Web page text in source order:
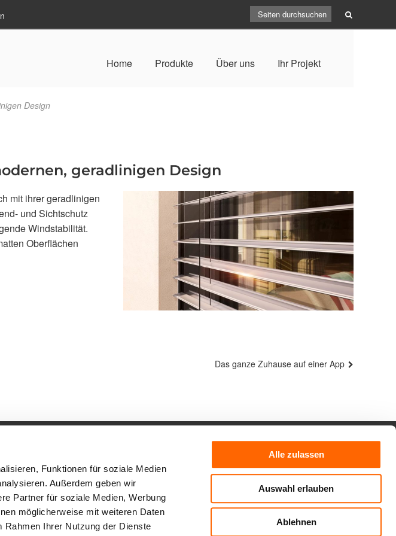
Funktionen für soziale Medien
Außerdem geben wir
Partner für soziale Medien, Werbung
möglicherweise mit weiteren Daten
Rahmen Ihrer Nutzung der Dienste
Alle zulassen
Auswahl erlauben
Ablehnen
Home Produkte Über uns Ihr Projekt
Design
geradlinigen Design
mit ihrer geradlinigen
und Sichtschutz
Windstabilität.
Oberflächen
Nächster
Das ganze Zuhause auf einer App
Impressum Datenschutz
Sitemap
28a 84079 Bruckberg